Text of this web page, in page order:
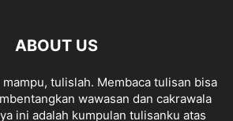
ABOUT US
mampu, tulislah. Membaca tulisan bisa
wawasan dan cakrawala
ini adalah kumpulan tulisanku atas